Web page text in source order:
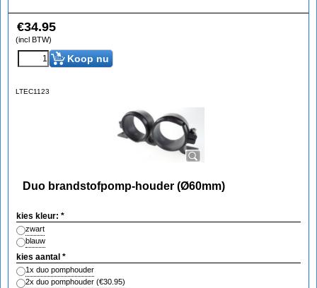
€34.95
(incl BTW)
Koop nu
LTEC1123
Duo brandstofpomp-houder (Ø60mm)
kies kleur: *
zwart
blauw
kies aantal *
1x duo pomphouder
2x duo pomphouder (€30.95)